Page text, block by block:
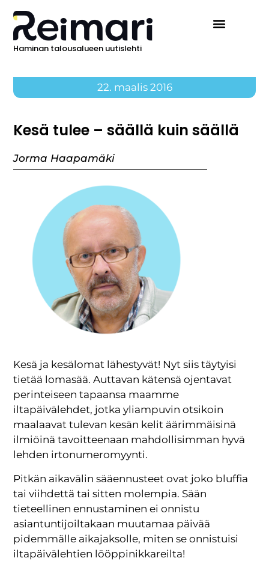
Haminan talousalueen uutislehti
22. maalis 2016
Kesä tulee – säällä kuin säällä
Jorma Haapamäki
Kesä ja kesälomat lähestyvät! Nyt siis täytyisi
tietää lomasää. Auttavan kätensä ojentavat
perinteiseen tapaansa maamme
iltapäivälehdet, jotka yliampuvin otsikoin
maalaavat tulevan kesän kelit äärimmäisinä
ilmiöinä tavoitteenaan mahdollisimman hyvä
lehden irtonumeromyynti.
Pitkän aikavälin sääennusteet ovat joko bluffia
tai viihdettä tai sitten molempia. Sään
tieteellinen ennustaminen ei onnistu
asiantuntijoiltakaan muutamaa päivää
pidemmälle aikajaksolle, miten se onnistuisi
iltapäivälehtien lööppinikkareilta!